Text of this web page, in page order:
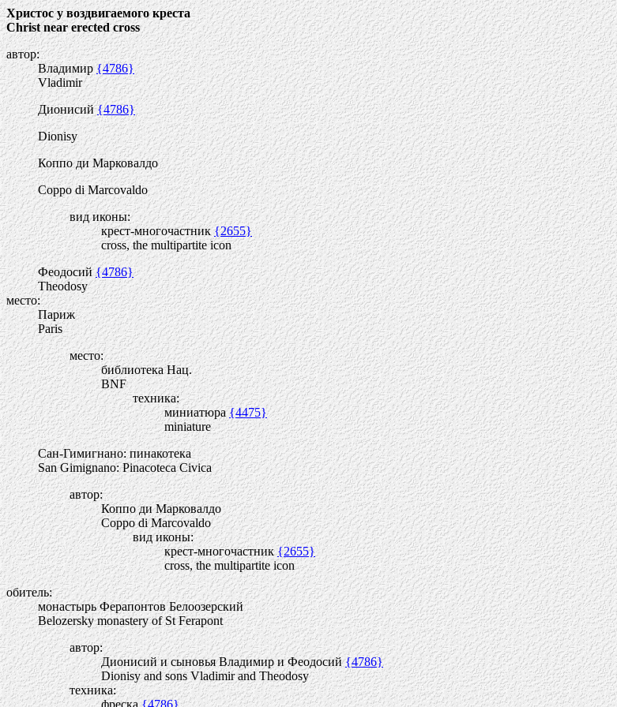
Христос у воздвигаемого креста
Christ near erected cross
автор:
Владимир{4786}
Vladimir
Дионисий{4786}
Dionisy
Коппо ди Марковалдо
Coppo di Marcovaldo
вид иконы:
крест-многочастник{2655}
cross, the multipartite icon
Феодосий{4786}
Theodosy
место:
Париж
Paris
место:
библиотека Нац.
BNF
техника:
миниатюра{4475}
miniature
Сан-Гимигнано: пинакотека
San Gimignano: Pinacoteca Civica
автор:
Коппо ди Марковалдо
Coppo di Marcovaldo
вид иконы:
крест-многочастник{2655}
cross, the multipartite icon
обитель:
монастырь Ферапонтов Белоозерский
Belozersky monastery of St Ferapont
автор:
Дионисий и сыновья Владимир и Феодосий{4786}
Dionisy and sons Vladimir and Theodosy
техника:
фреска{4786}